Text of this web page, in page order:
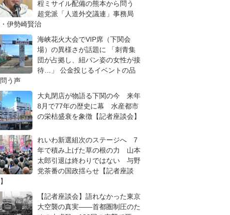
程ミサイル配備の熊本から問う
超党派「人道外交議連」事務局
伊勢崎賢治
海峡花火大会でVIP席（下関会
場）の異様さが話題に 「刺青集
団が占拠し、紐パン姿の女性が接
待…」 公金投じるイベントの品
う声
大丸閉店が物語る下関の今 来年
8月で77年の歴史に幕 水産都市
の栄枯盛衰を象徴【記者座談会】
れいわ新選組次のステージへ 7
年で積み上げた草の根の力 山本
太郎引退は終わりではない 与野
党茶番の国政揺らせ【記者座談
【記者座談会】語れなかった東京
大空襲の真実――首都圏制圧のた